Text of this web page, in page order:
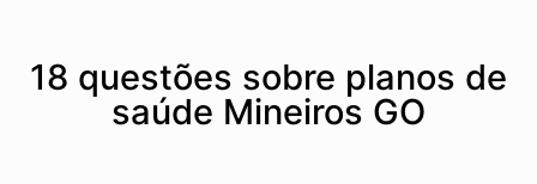
18 questões sobre planos de
saúde Mineiros GO